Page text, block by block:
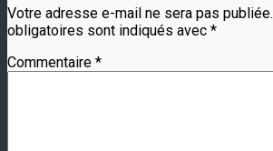
Votre adresse e-mail ne sera pas publiée.
obligatoires sont indiqués avec *
Commentaire *